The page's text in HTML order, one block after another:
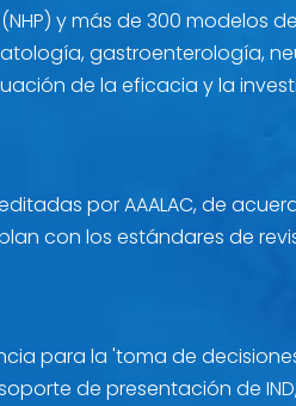
y más de 300 modelos
gastroenterología,
de la eficacia y la
por AAALAC, de
con los estándares de
para la 'toma de
de presentación de